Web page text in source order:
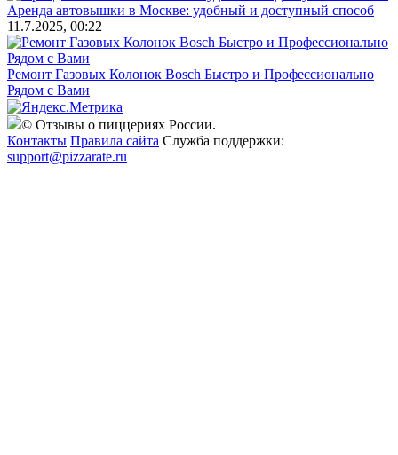
Аренда автовышки в Москве: удобный и доступный способ
11.7.2025, 00:22
Ремонт Газовых Колонок Bosch Быстро и Профессионально
Рядом с Вами
© Отзывы о пиццериях России.
Контакты Правила сайта Служба поддержки:
support@pizzarate.ru